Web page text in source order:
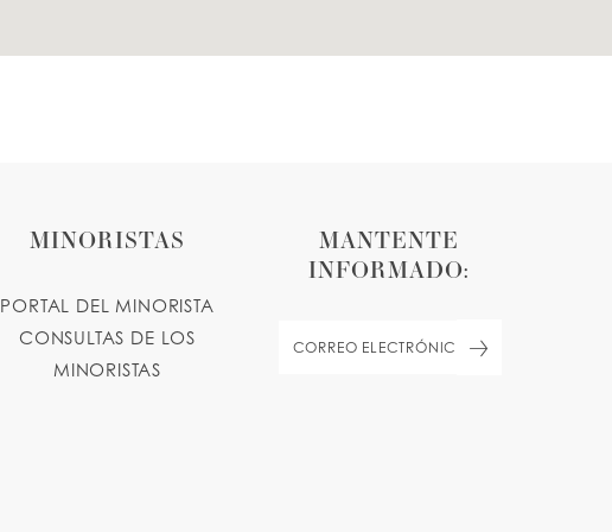
MINORISTAS
PORTAL DEL MINORISTA
CONSULTAS DE LOS
MINORISTAS
MANTENTE
INFORMADO: